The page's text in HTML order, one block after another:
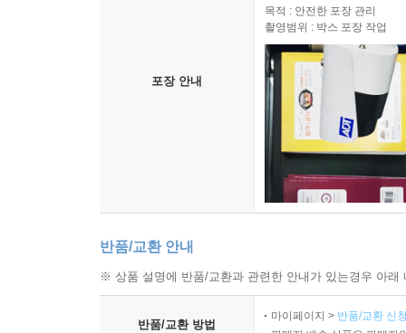
포장 안내
목적 : 안전한 포장 관리
촬영범위 : 박스 포장 작업
반품/교환 안내
※ 상품 설명에 반품/교환과 관련한 안내가 있는경우 아
반품/교환 방법
마이페이지 > 반품/교환 신